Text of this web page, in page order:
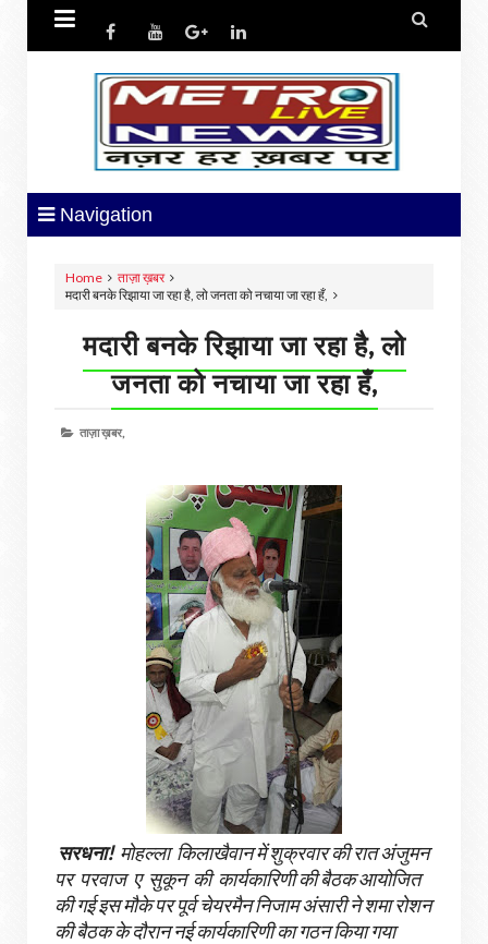
 
Navigation
Home
ताज़ा ख़बर
मदारी बनके रिझाया जा रहा है, लो जनता को नचाया जा रहा हँ,
मदारी बनके रिझाया जा रहा है, लो
जनता को नचाया जा रहा हँ,
ताज़ा ख़बर,
सरधना! मोहल्ला किलाखैवान में शुक्रवार की रात अंजुमन
पर परवाज ए सुकून की कार्यकारिणी की बैठक आयोजित
की गई इस मौके पर पूर्व चेयरमैन निजाम अंसारी ने शमा रोशन
की बैठक के दौरान नई कार्यकारिणी का गठन किया गया